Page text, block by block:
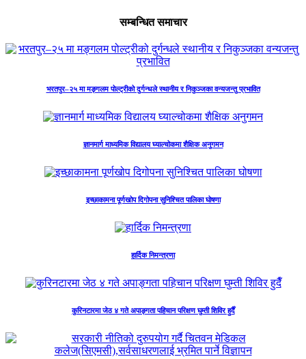
सम्बन्धित समाचार
भरतपुर–२५ मा मङ्गलम पोल्ट्रीको दुर्गन्धले स्थानीय र निकुञ्जका वन्यजन्तु प्रभावित
ज्ञानमार्ग माध्यमिक विद्यालय घ्याल्चोकमा शैक्षिक अनुगमन
इच्छाकामना पूर्णखोप दिगोपना सुनिश्चित पालिका घोषणा
हार्दिक निमन्त्रणा
कुरिनटारमा जेठ ४ गते अपाङ्गता पहिचान परिक्षण घुम्ती शिविर हुदैँ